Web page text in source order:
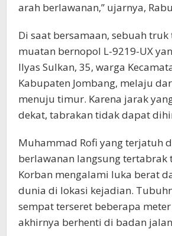
arah berlawanan,” ujarnya,
Di saat bersamaan, sebuah
muatan bernopol L-9219-UX
Ilyas Sulkan, 35, warga
Kabupaten Jombang, melaju
menuju timur. Karena jarak
dekat, tabrakan tidak dapat
Muhammad Rofi yang terjatuh
berlawanan langsung tertabrak
Korban mengalami luka berat
dunia di lokasi kejadian.
sempat terseret beberapa
akhirnya berhenti di badan